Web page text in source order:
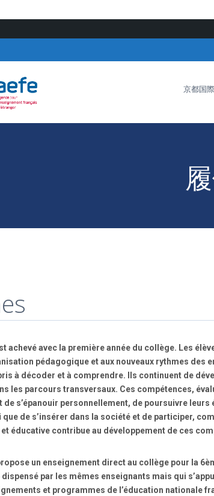
京都国
achevé avec la première année du collège. Les
pédagogique et aux nouveaux rythmes des
à décoder et à comprendre. Ils continuent de
les parcours transversaux. Ces compétences,
s’épanouir personnellement, de poursuivre
de s’insérer dans la société et de participer,
éducative contribue au développement de ces
un enseignement direct au collège pour la
par les mêmes enseignants mais qui
et programmes de l’éducation nationale